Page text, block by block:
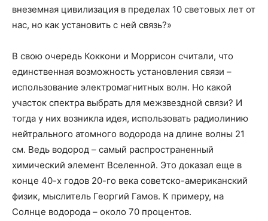
внеземная цивилизация в пределах 10 световых лет от
нас, но как установить с ней связь?»
В свою очередь Коккони и Моррисон считали, что
единственная возможность установления связи –
использование электромагнитных волн. Но какой
участок спектра выбрать для межзвездной связи? И
тогда у них возникла идея, использовать радиолинию
нейтрального атомного водорода на длине волны 21
см. Ведь водород – самый распространенный
химический элемент Вселенной. Это доказал еще в
конце 40-х годов 20-го века советско-американский
физик, мыслитель Георгий Гамов. К примеру, на
Солнце водорода – около 70 процентов.